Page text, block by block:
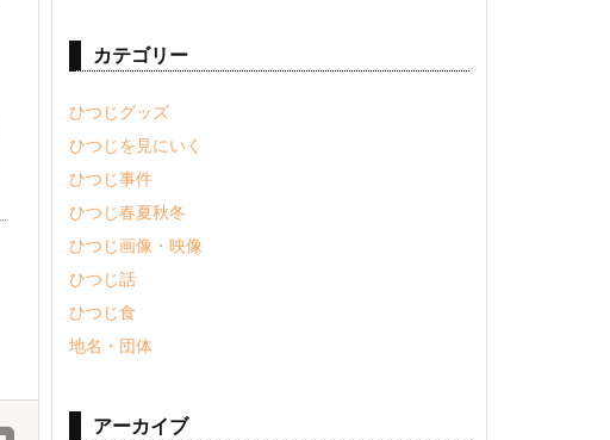
カテゴリー
ひつじグッズ
ひつじを見にいく
ひつじ事件
ひつじ春夏秋冬
ひつじ画像・映像
ひつじ話
ひつじ食
地名・団体
アーカイブ